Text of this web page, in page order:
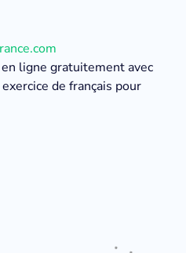
ligne gratuitement avec
de français pour